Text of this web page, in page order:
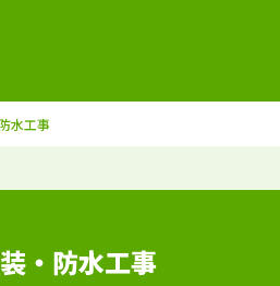
県
施工例
塗装店
県
施工例
塗装店
山梨県
長野県
水工事
・防水工事